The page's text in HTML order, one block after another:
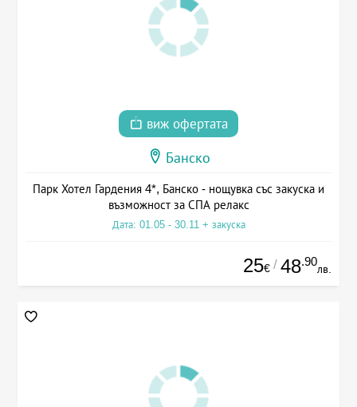
виж офертата
Банско
Парк Хотел Гардения 4*, Банско - нощувка със закуска и
възможност за СПА релакс
Дата: 01.05 - 30.11 + закуска
25€ / 48.90
лв.